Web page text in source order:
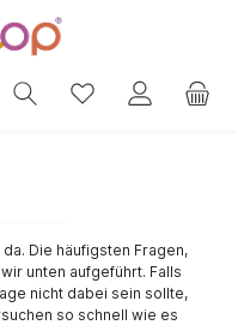
Die häufigsten Fragen,
unten aufgeführt. Falls
nicht dabei sein sollte,
so schnell wie es